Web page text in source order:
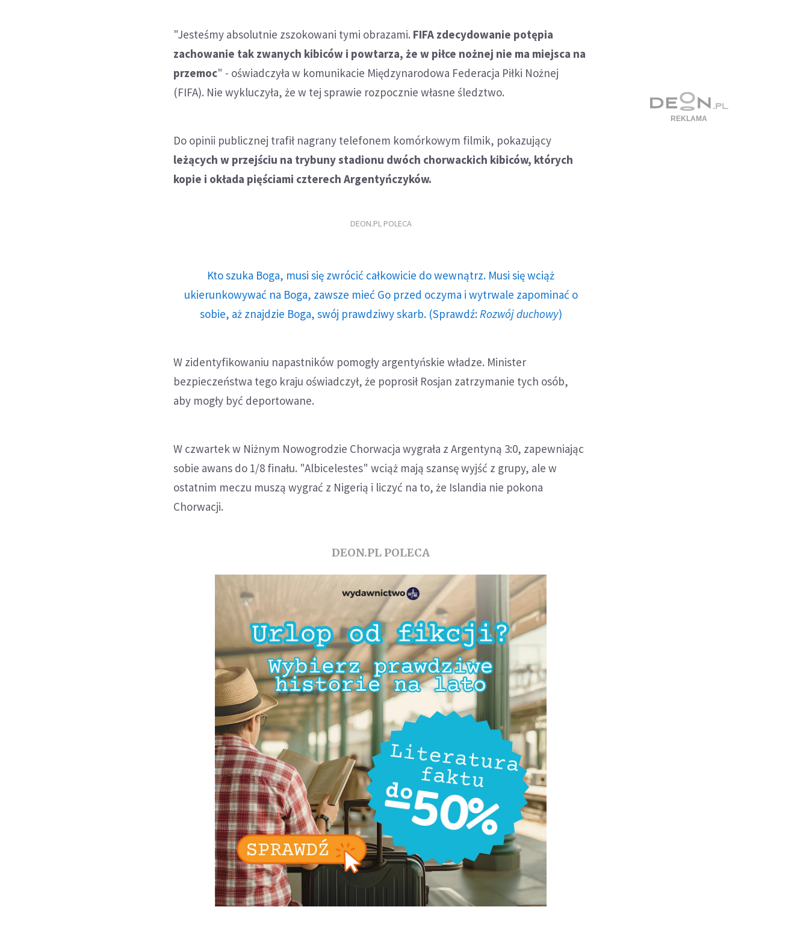
"Jesteśmy absolutnie zszokowani tymi obrazami. FIFA zdecydowanie potępia
zachowanie tak zwanych kibiców i powtarza, że w piłce nożnej nie ma miejsca na
przemoc" - oświadczyła w komunikacie Międzynarodowa Federacja Piłki Nożnej
(FIFA). Nie wykluczyła, że w tej sprawie rozpocznie własne śledztwo.
Do opinii publicznej trafił nagrany telefonem komórkowym filmik, pokazujący
leżących w przejściu na trybuny stadionu dwóch chorwackich kibiców, których
kopie i okłada pięściami czterech Argentyńczyków.
DEON.PL POLECA
Kto szuka Boga, musi się zwrócić całkowicie do wewnątrz. Musi się wciąż
ukierunkowywać na Boga, zawsze mieć Go przed oczyma i wytrwale zapominać o
sobie, aż znajdzie Boga, swój prawdziwy skarb. (Sprawdź: Rozwój duchowy)
W zidentyfikowaniu napastników pomogły argentyńskie władze. Minister
bezpieczeństwa tego kraju oświadczył, że poprosił Rosjan zatrzymanie tych osób,
aby mogły być deportowane.
W czwartek w Niżnym Nowogrodzie Chorwacja wygrała z Argentyną 3:0, zapewniając
sobie awans do 1/8 finału. "Albicelestes" wciąż mają szansę wyjść z grupy, ale w
ostatnim meczu muszą wygrać z Nigerią i liczyć na to, że Islandia nie pokona
Chorwacji.
DEON.PL POLECA